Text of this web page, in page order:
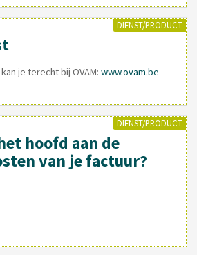
DIENST/PRODUCT
je terecht bij OVAM: www.ovam.be
DIENST/PRODUCT
hoofd aan de
van je factuur?